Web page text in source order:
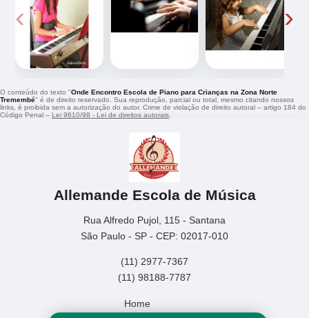
‹ ›
O conteúdo do texto "Onde Encontro Escola de Piano para Crianças na Zona Norte
Tremembé" é de direito reservado. Sua reprodução, parcial ou total, mesmo citando nossos
links, é proibida sem a autorização do autor. Crime de violação de direito autoral – artigo 184 do
Código Penal – Lei 9610/98 - Lei de direitos autorais
Allemande Escola de Música
Rua Alfredo Pujol, 115 - Santana
São Paulo - SP - CEP: 02017-010
(11) 2977-7367
(11) 98188-7787
Home